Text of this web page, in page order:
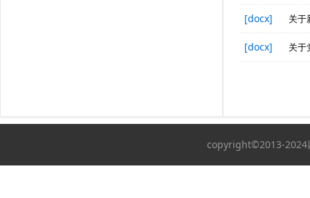
[docx] 关于
[docx] 关于
copyright©2013-2024